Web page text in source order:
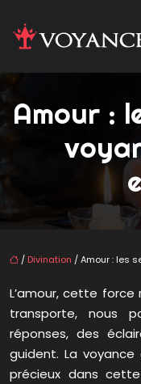
Amour :
/ Divination / Amour : les
L’amour, cette
transporte, nous
réponses, des
guident. La
précieux dans